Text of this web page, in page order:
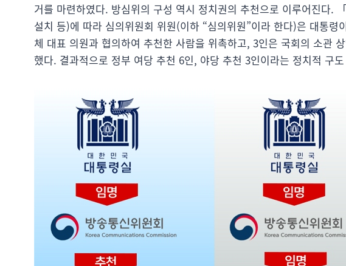
거를 마련하였다. 방심위의 구성 역시 정치권의 추천으로 이루어진다.
설치 등)에 따라 심의위원회 위원(이하 “심의위원”이라 한다)은 대통
체 대표 의원과 협의하여 추천한 사람을 위촉하고, 3인은 국회의 소관
했다. 결과적으로 정부 여당 추천 6인, 야당 추천 3인이라는 정치적 구